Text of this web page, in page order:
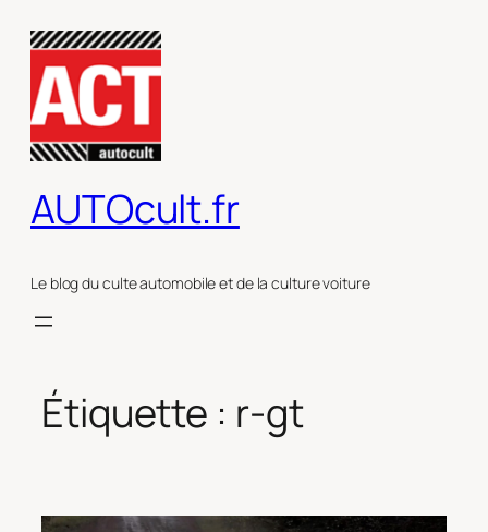
contenu
AUTOcult.fr
Le blog du culte automobile et de la culture voiture
Étiquette : r-gt